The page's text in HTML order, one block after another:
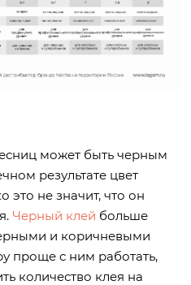
может быть черным
результате цвет
это не значит, что он
Черный клей больше
и коричневыми
проще с ним работать,
количество клея на